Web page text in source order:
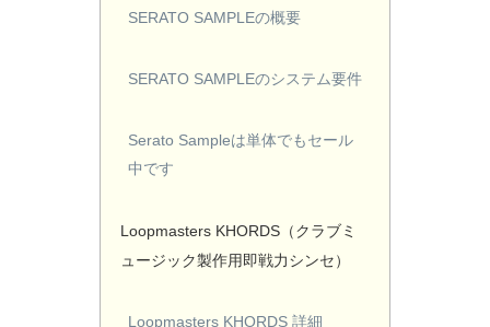
SERATO SAMPLEの概要
SERATO SAMPLEのシステム要件
Serato Sampleは単体でもセール
中です
Loopmasters KHORDS（クラブミ
ュージック製作用即戦力シンセ）
Loopmasters KHORDS 詳細